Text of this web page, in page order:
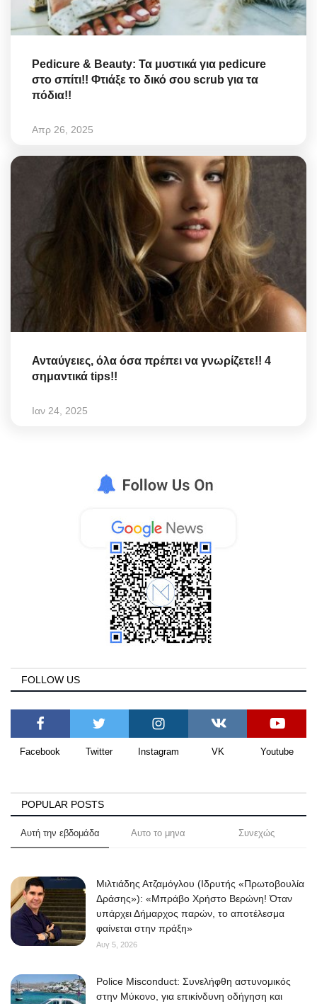
Pedicure & Beauty: Τα μυστικά για pedicure
στο σπίτι!! Φτιάξε το δικό σου scrub για τα
πόδια!!
Απρ 26, 2025
Ανταύγειες, όλα όσα πρέπει να γνωρίζετε!! 4
σημαντικά tips!!
Ιαν 24, 2025
FOLLOW US
Facebook Twitter Instagram VK Youtube
POPULAR POSTS
Αυτή την εβδομάδα Αυτο το μηνα Συνεχώς
Μιλτιάδης Ατζαμόγλου (Ιδρυτής «Πρωτοβουλία
Δράσης»): «Μπράβο Χρήστο Βερώνη! Όταν
υπάρχει Δήμαρχος παρών, το αποτέλεσμα
φαίνεται στην πράξη»
Αυγ 5, 2026
Police Misconduct: Συνελήφθη αστυνομικός
στην Μύκονο, για επικίνδυνη οδήγηση και